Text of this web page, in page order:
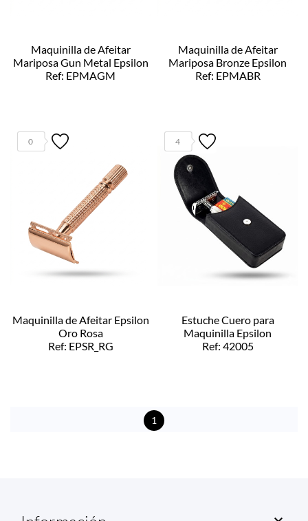
Maquinilla de Afeitar
Mariposa Gun Metal Epsilon
Ref: EPMAGM
Maquinilla de Afeitar
Mariposa Bronze Epsilon
Ref: EPMABR
0
Maquinilla de Afeitar Epsilon
Oro Rosa
Ref: EPSR_RG
4
Estuche Cuero para
Maquinilla Epsilon
Ref: 42005
1